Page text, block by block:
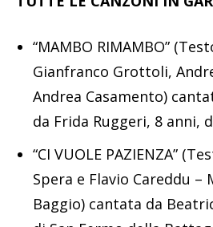
“MAMBO RIMAMBO”
Gianfranco Grottoli,
Andrea Casamento)
da Frida Ruggeri, 8 anni,
“CI VUOLE PAZIENZA”
Spera e Flavio Careddu –
Baggio) cantata da